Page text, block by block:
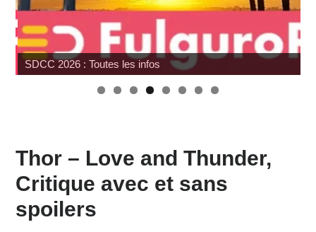
SDCC 2026 : Toutes les infos
Thor – Love and Thunder,
Critique avec et sans
spoilers